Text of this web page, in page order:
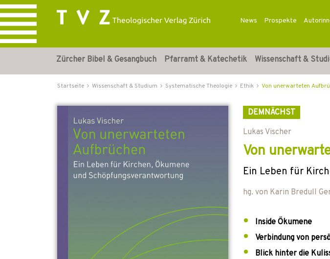
News Prospekte
Zürcher Bibel & Gesangbuch Pfarramt & Katechetik Wissenschaft &
Startseite Wissenschaft & Studium Systematische Theologie Ethik Von unerwarteten
DEMNÄCHST
Lukas Vischer
Von
Ein Leben für
hg. von Karin Bredull
Inside Ökumene
Verbindung von
Blick hinter die